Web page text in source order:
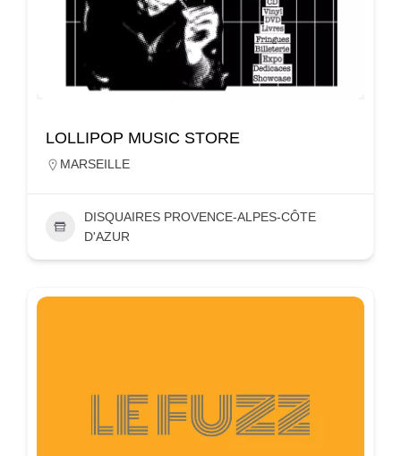
LOLLIPOP MUSIC STORE
MARSEILLE
DISQUAIRES PROVENCE-ALPES-CÔTE
D'AZUR